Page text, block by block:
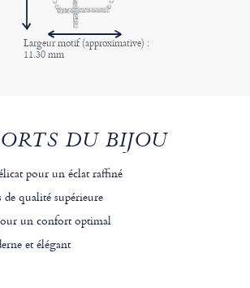
Largeur motif (approximative) :
11.30 mm
DU BIJOU
pour un éclat raffiné
qualité supérieure
un confort optimal
et élégant